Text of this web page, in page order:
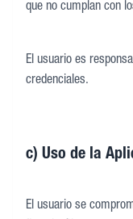
que no cumplan con
El usuario es
credenciales.
c) Uso de la
El usuario se